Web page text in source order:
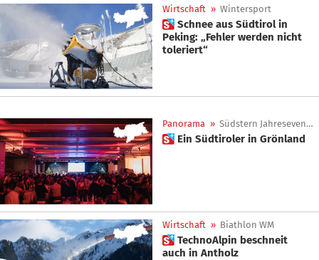
Wirtschaft » Wintersport
 Schnee aus Südtirol in
Peking: „Fehler werden nicht
toleriert“
Panorama » Südstern Jahresevent 2019
 Ein Südtiroler in Grönland
Wirtschaft » Biathlon WM
 TechnoAlpin beschneit
auch in Antholz